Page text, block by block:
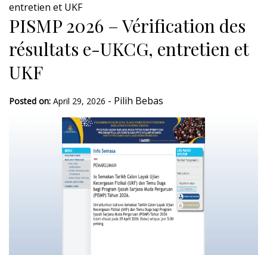
entretien et UKF
PISMP 2026 – Vérification des
résultats e-UKCG, entretien et
UKF
Posted on: April 29, 2026 - Pilih Bebas